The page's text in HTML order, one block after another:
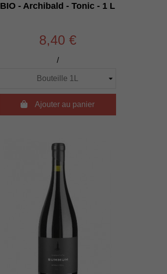
BIO - Archibald - Tonic - 1 L
8,40 €
/
Ajouter au panier